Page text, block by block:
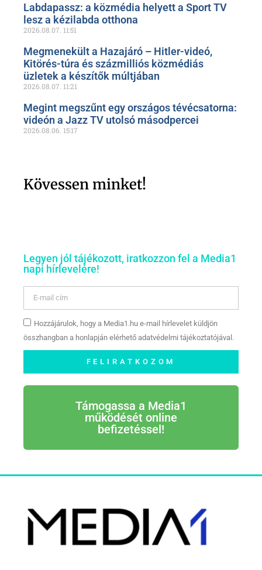
Labdapassz: a közmédia helyett a Sport TV
lesz a kézilabda otthona
2026.08.07. 11:51
Megmenekült a Hazajáró – Hitler-videó,
Kitörés-túra és százmilliós közmédiás
üzletek a készítők múltjában
2026.08.07. 11:21
Megint megszűnt egy országos tévécsatorna:
videón a Jazz TV utolsó másodpercei
2026.08.06. 15:17
Kövessen minket!
Legyen jól tájékozott, iratkozzon fel a Media1
napi hírlevelére!
Hozzájárulok, hogy a Media1.hu e-mail hírlevelet küldjön
összhangban a honlapján elérhető adatvédelmi tájékoztatójával.
FELIRATKOZOM
Támogassa a Media1
működését online
befizetéssel!